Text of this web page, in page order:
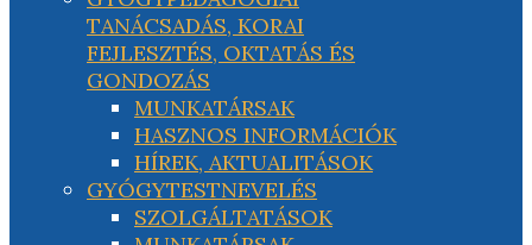
TANÁCSADÁS, KORAI
FEJLESZTÉS, OKTATÁS ÉS
GONDOZÁS
MUNKATÁRSAK
HASZNOS INFORMÁCIÓK
HÍREK, AKTUALITÁSOK
GYÓGYTESTNEVELÉS
SZOLGÁLTATÁSOK